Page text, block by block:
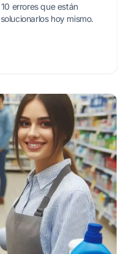
errores que están
hoy mismo.